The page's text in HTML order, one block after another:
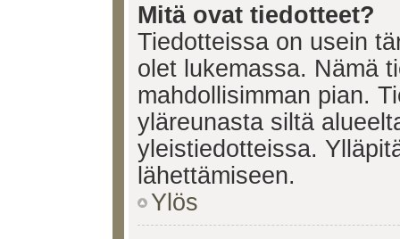
Mitä ovat tiedotteet?
Tiedotteissa on usein
olet lukemassa. Nämä
mahdollisimman pian.
yläreunasta siltä
yleistiedotteissa.
lähettämiseen.
Ylös